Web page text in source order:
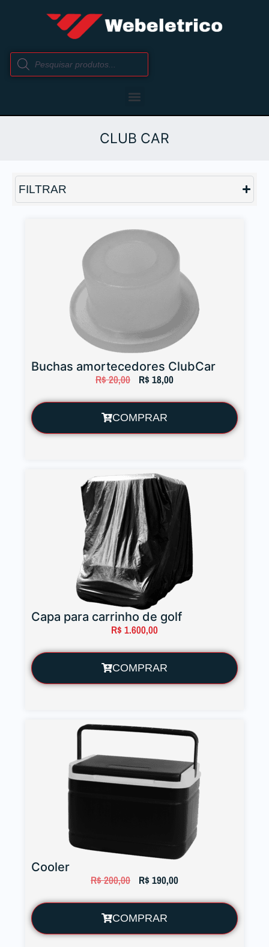
CLUB CAR
FILTRAR
Buchas amortecedores ClubCar
R$20,00 R$ 18,00
COMPRAR
Capa para carrinho de golf
R$ 1.600,00
COMPRAR
Cooler
R$200,00 R$ 190,00
COMPRAR